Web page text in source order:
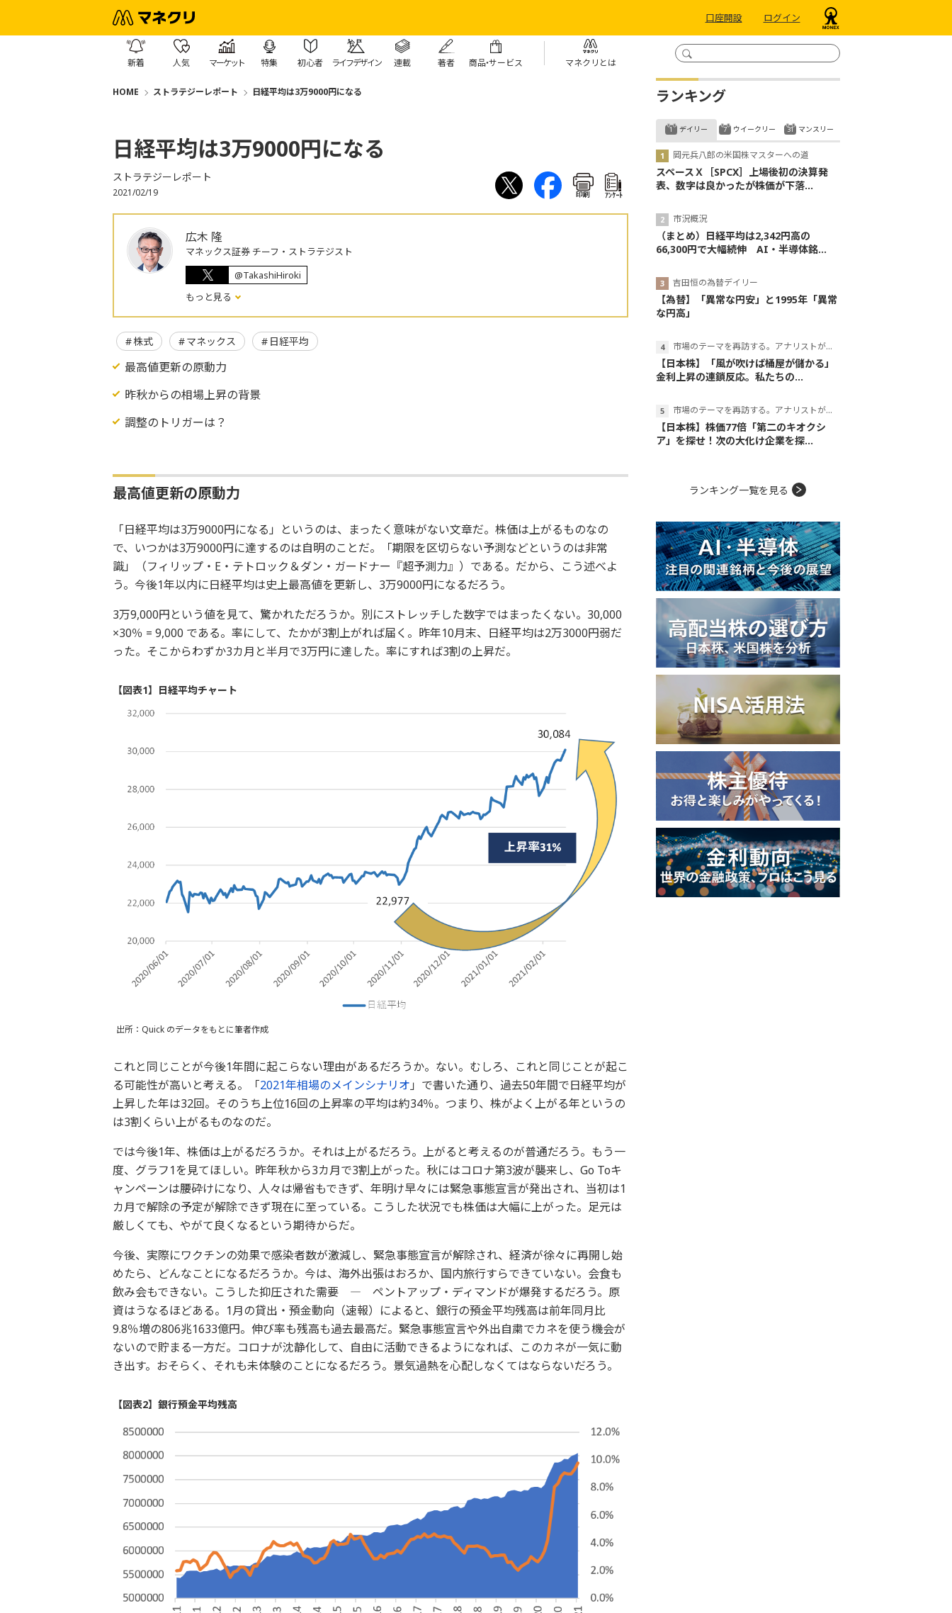
口座開設 ログイン
新着 人気 マーケット 特集 初心者 ライフデザイン 連載 著者 商品・サービス マネクリとは
HOME ストラテジーレポート 日経平均は3万9000円になる
日経平均は3万9000円になる
ストラテジーレポート
2021/02/19 印刷 ｱﾝｹｰﾄ
広木 隆
マネックス証券 チーフ・ストラテジスト
@TakashiHiroki
もっと見る
株式 マネックス 日経平均
最高値更新の原動力
昨秋からの相場上昇の背景
調整のトリガーは？
最高値更新の原動力
「日経平均は3万9000円になる」というのは、まったく意味がない文章だ。株価は上がるものなの
で、いつかは3万9000円に達するのは自明のことだ。「期限を区切らない予測などというのは非常
識」（フィリップ・E・テトロック＆ダン・ガードナー『超予測力』）である。だから、こう述べよ
う。今後1年以内に日経平均は史上最高値を更新し、3万9000円になるだろう。
3万9,000円という値を見て、驚かれただろうか。別にストレッチした数字ではまったくない。30,000
×30％ = 9,000 である。率にして、たかが3割上がれば届く。昨年10月末、日経平均は2万3000円弱だ
った。そこからわずか3カ月と半月で3万円に達した。率にすれば3割の上昇だ。
【図表1】日経平均チャート
出所：Quick のデータをもとに筆者作成
これと同じことが今後1年間に起こらない理由があるだろうか。ない。むしろ、これと同じことが起こ
る可能性が高いと考える。「2021年相場のメインシナリオ 」で書いた通り、過去50年間で日経平均が
上昇した年は32回。そのうち上位16回の上昇率の平均は約34％。つまり、株がよく上がる年というの
は3割くらい上がるものなのだ。
では今後1年、株価は上がるだろうか。それは上がるだろう。上がると考えるのが普通だろう。もう一
度、グラフ1を見てほしい。昨年秋から3カ月で3割上がった。秋にはコロナ第3波が襲来し、Go Toキ
ャンペーンは腰砕けになり、人々は帰省もできず、年明け早々には緊急事態宣言が発出され、当初は1
カ月で解除の予定が解除できず現在に至っている。こうした状況でも株価は大幅に上がった。足元は
厳しくても、やがて良くなるという期待からだ。
今後、実際にワクチンの効果で感染者数が激減し、緊急事態宣言が解除され、経済が徐々に再開し始
めたら、どんなことになるだろうか。今は、海外出張はおろか、国内旅行すらできていない。会食も
飲み会もできない。こうした抑圧された需要 ― ペントアップ・ディマンドが爆発するだろう。原
資はうなるほどある。1月の貸出・預金動向（速報）によると、銀行の預金平均残高は前年同月比
9.8％増の806兆1633億円。伸び率も残高も過去最高だ。緊急事態宣言や外出自粛でカネを使う機会が
ないので貯まる一方だ。コロナが沈静化して、自由に活動できるようになれば、このカネが一気に動
き出す。おそらく、それも未体験のことになるだろう。景気過熱を心配しなくてはならないだろう。
【図表2】銀行預金平均残高
ランキング
デイリー
岡元兵八郎の米国株マスターへの道
スペースＸ［SPCX］上場後初の決算発
表、数字は良かったが株価が下落...
市況概況
（まとめ）日経平均は2,342円高の
66,300円で大幅続伸 AI・半導体銘...
吉田恒の為替デイリー
【為替】「異常な円安」と1995年「異常
な円高」
市場のテーマを再訪する。アナリストが読み解くテーマの本質
【日本株】「風が吹けば桶屋が儲かる」
金利上昇の連鎖反応。私たちの...
市場のテーマを再訪する。アナリストが読み解くテーマの本質
【日本株】株価77倍「第二のキオクシ
ア」を探せ！次の大化け企業を探...
ウイークリー マンスリー
ランキング一覧を見る